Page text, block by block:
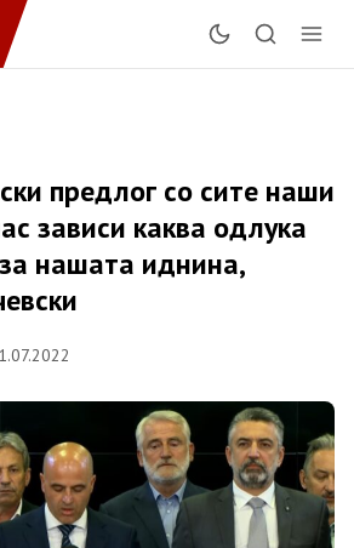
предлог со сите наши
зависи каква одлука
нашата иднина,